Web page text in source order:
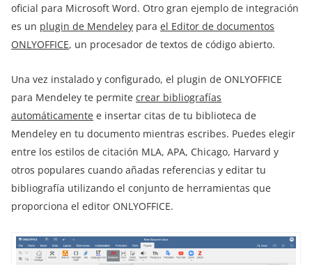
oficial para Microsoft Word. Otro gran ejemplo de integración
es un plugin de Mendeley para el Editor de documentos
ONLYOFFICE, un procesador de textos de código abierto.
Una vez instalado y configurado, el plugin de ONLYOFFICE
para Mendeley te permite crear bibliografías
automáticamente e insertar citas de tu biblioteca de
Mendeley en tu documento mientras escribes. Puedes elegir
entre los estilos de citación MLA, APA, Chicago, Harvard y
otros populares cuando añadas referencias y editar tu
bibliografía utilizando el conjunto de herramientas que
proporciona el editor ONLYOFFICE.